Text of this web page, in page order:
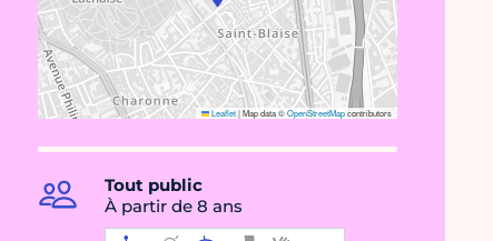
Leaflet|Map data ©OpenStreetMapcontributors
Tout public
À partir de 8 ans